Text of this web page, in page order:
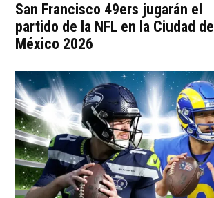
San Francisco 49ers jugarán el
partido de la NFL en la Ciudad de
México 2026